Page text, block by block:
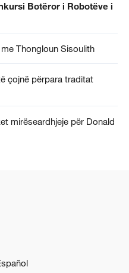
Botëror i Robotëve i
Thongloun Sisoulith
çojnë përpara traditat
mirëseardhjeje për Donald